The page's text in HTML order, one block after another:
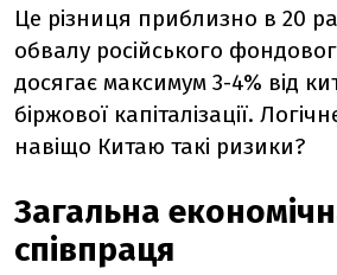
Це різниця приблизно в 20
обвалу російського
досягає максимум 3-4% від
біржової капіталізації.
навіщо Китаю такі ризики?
Загальна
співпраця